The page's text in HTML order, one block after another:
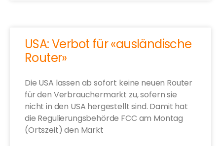
USA: Verbot für «ausländische
Router»
Die USA lassen ab sofort keine neuen Router
für den Verbrauchermarkt zu, sofern sie
nicht in den USA hergestellt sind. Damit hat
die Regulierungsbehörde FCC am Montag
(Ortszeit) den Markt